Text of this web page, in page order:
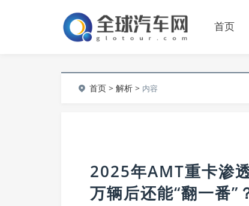
首页
首页 >解析 > 内容
2025年AMT重卡渗
万辆后还能“翻一番”